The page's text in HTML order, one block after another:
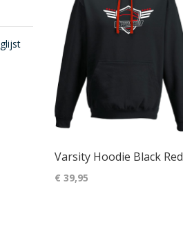
Varsity Hoodie Black Red
€ 39,95